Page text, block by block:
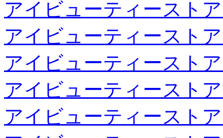
アイビューティースト
アイビューティースト
アイビューティースト
アイビューティースト
アイビューティースト